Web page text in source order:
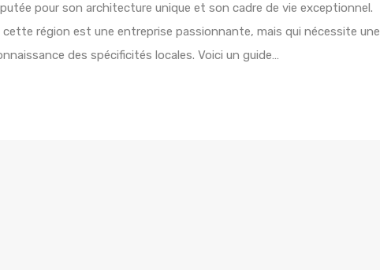
pour son architecture unique et son cadre de vie exceptionnel.
région est une entreprise passionnante, mais qui nécessite une
des spécificités locales. Voici un guide…